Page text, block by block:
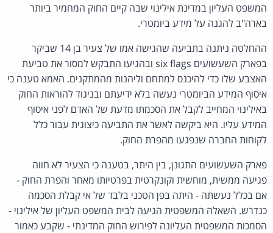
המשפט העליון במדינת אילינוי שבה קיים החוק המחמיר ביותר
בארה"ב להגנה על מידע ביומטרי.
ההחלטה ניתנה בתביעה שהגישה אמו של צעיר בן 14 שביקר
בפארק השעשועים six flags ובהגיעו התבקש למסור את טביעת
האצבע שלו כדי להיכנס למתחם וליהנות מהמתקנים. האמא טענה כי
איסוף המידע הביומטרי נעשה בלא ידיעתם ובניגוד להוראות החוק
באילינוי המחייב לקבל את הסכמתו מדעת של האדם לפני איסוף
המידע עליו. היא ביקשה לאשר את התביעה כיצוגית עבור כלל
לקוחות החברה שנפגעו מהפרת החוק.
פארק השעשועים התגונן, בין היתר, בטענה כי הצעיר לא חווה
פגיעה ממשית, מוחשית וקונקרטית בפרטיותו מאחר והפרת החוק -
אם בכלל נעשתה - היתה בפן הטכני בלבד של אי קבלת הסכמה
כנדרש. השאלה המשפטית הגיעה לבית המשפט העליון של אילינוי -
הסמכות המשפטית העליונה לפירוש החוק המדינתי - שקבע כאמור